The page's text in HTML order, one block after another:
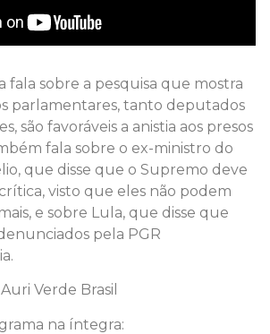
fala sobre a pesquisa que mostra
parlamentares, tanto deputados
são favoráveis a anistia aos presos
fala sobre o ex-ministro do
que disse que o Supremo deve
visto que eles não podem
e sobre Lula, que disse que
pela PGR
Verde Brasil
na íntegra: